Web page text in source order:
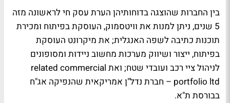
בין החברות שהוצגה בדוחותיהן הערת עסק חי לראשונה מזה
5 שנים, ניתן למנות את וויטסמוק, העוסקת בפיתוח ומכירת
תוכנות כתיבה לשפה האנגלית; את מיקרונט העוסקת
בפיתוח, ייצור ושיווק מערכות מחשוב ניידות ומסופונים
לניהול ציי רכב ועובדי שטח; ואת related commercial
portfolio ltd – חברת נדל"ן אמריקאית שהנפיקה אג"ח
בבורסת ת"א.